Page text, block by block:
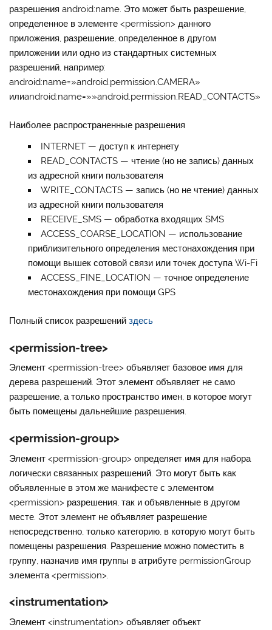
разрешения android:name. Это может быть разрешение,
определенное в элементе <permission> данного
приложения, разрешение, определенное в другом
приложении или одно из стандартных системных
разрешений, например:
android:name=»android.permission.CAMERA»
илиandroid:name=»»android.permission.READ_CONTACTS»
Наиболее распространенные разрешения
INTERNET— доступ к интернету
READ_CONTACTS— чтение (но не запись) данных
из адресной книги пользователя
WRITE_CONTACTS— запись (но не чтение) данных
из адресной книги пользователя
RECEIVE_SMS— обработка входящих SMS
ACCESS_COARSE_LOCATION — использование
приблизительного определения местонахождения при
помощи вышек сотовой связи или точек доступа Wi-Fi
ACCESS_FINE_LOCATION — точное определение
местонахождения при помощи GPS
Полный список разрешенийздесь
<permission-tree>
Элемент <permission-tree> объявляет базовое имя для
дерева разрешений. Этот элемент объявляет не само
разрешение, а только пространство имен, в которое могут
быть помещены дальнейшие разрешения.
<permission-group>
Элемент<permission-group> определяет имя для набора
логически связанных разрешений. Это могут быть как
объявленные в этом же манифесте с элементом
<permission> разрешения, так и объявленные в другом
месте. Этот элемент не объявляет разрешение
непосредственно, только категорию, в которую могут быть
помещены разрешения. Разрешение можно поместить в
группу, назначив имя группы в атрибуте permissionGroup
элемента <permission>.
<instrumentation>
Элемент<instrumentation> объявляет объект